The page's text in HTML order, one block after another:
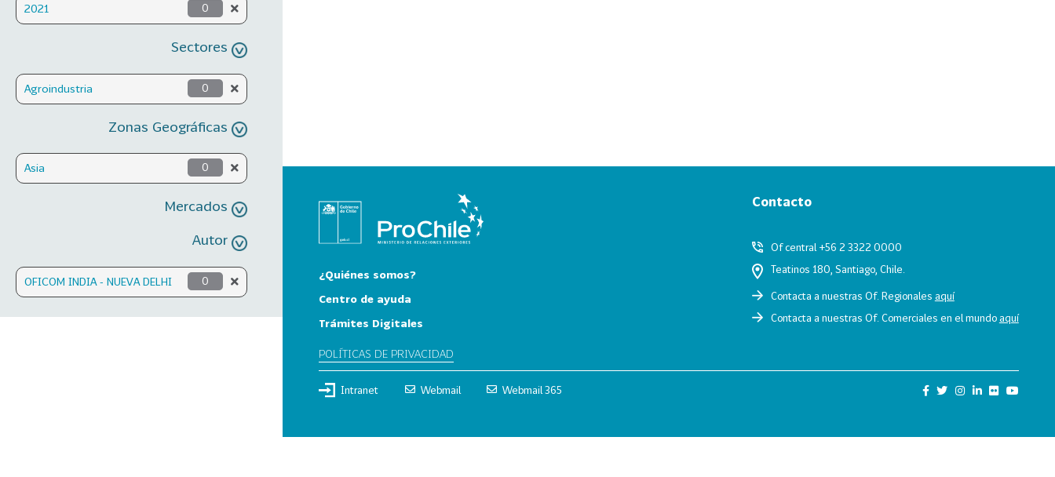
2021 0
Sectores
Agroindustria 0
Zonas Geográficas
Asia 0
Mercados
Autor
OFICOM INDIA - NUEVA DELHI 0
¿Quiénes somos?
Centro de ayuda
Trámites Digitales
POLÍTICAS DE PRIVACIDAD
Contacto
Of central +56 2 3322 0000
Teatinos 180, Santiago, Chile.
Contacta a nuestras Of. Regionales aquí
Contacta a nuestras Of. Comerciales en el mundoaquí
Intranet Webmail Webmail 365